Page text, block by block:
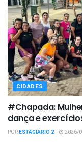
CIDADES
#Chapada:
dança e
PORESTAGIÁRIO 2 2026/